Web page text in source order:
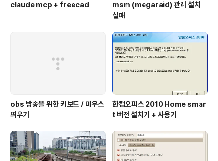
claude mcp + freecad
msm (megaraid) 관리 설치
실패
obs 방송을 위한 키보드 / 마우스
띄우기
한컴오피스 2010 Home smar
t 버전 설치기 + 사용기